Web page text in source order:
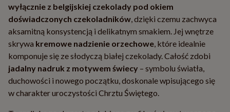
wyłącznie z belgijskiej czekolady pod okiem
doświadczonych czekoladników, dzięki czemu zachwyca
aksamitną konsystencją i delikatnym smakiem. Jej wnętrze
skrywa kremowe nadzienie orzechowe, które idealnie
komponuje się ze słodyczą białej czekolady. Całość zdobi
jadalny nadruk z motywem świecy – symbolu światła,
duchowości i nowego początku, doskonale wpisującego się
w charakter uroczystości Chrztu Świętego.